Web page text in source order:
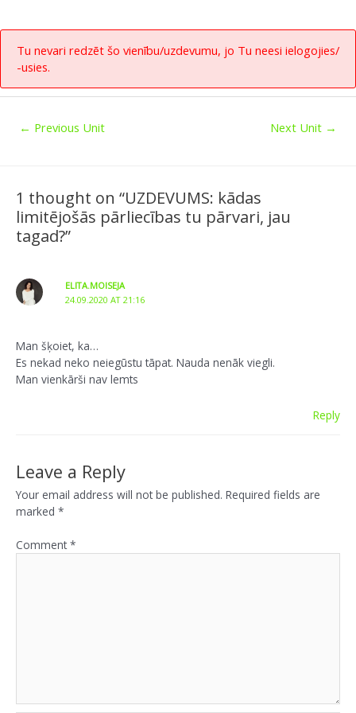
Tu nevari redzēt šo vienību/uzdevumu, jo Tu neesi ielogojies/
-usies.
← Previous Unit Next Unit →
1 thought on “UZDEVUMS: kādas
limitējošās pārliecības tu pārvari, jau
tagad?”
ELITA.MOISEJA
24.09.2020 AT 21:16
Man šķoiet, ka…
Es nekad neko neiegūstu tāpat. Nauda nenāk viegli.
Man vienkārši nav lemts
Reply
Leave a Reply
Your email address will not be published. Required fields are
marked *
Comment *